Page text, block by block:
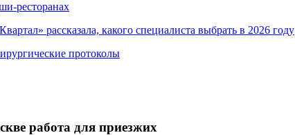
ресторанах
рассказала, какого специалиста выбрать в 2026 году
протоколы
работа для приезжих